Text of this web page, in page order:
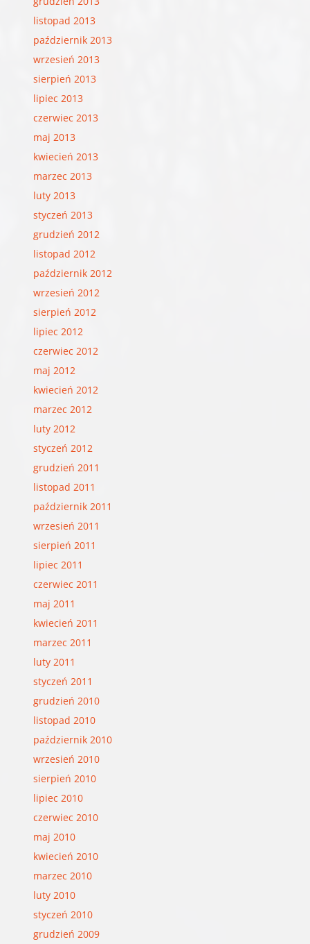
listopad 2013
październik 2013
wrzesień 2013
sierpień 2013
lipiec 2013
czerwiec 2013
maj 2013
kwiecień 2013
marzec 2013
luty 2013
styczeń 2013
grudzień 2012
listopad 2012
październik 2012
wrzesień 2012
sierpień 2012
lipiec 2012
czerwiec 2012
maj 2012
kwiecień 2012
marzec 2012
luty 2012
styczeń 2012
grudzień 2011
listopad 2011
październik 2011
wrzesień 2011
sierpień 2011
lipiec 2011
czerwiec 2011
maj 2011
kwiecień 2011
marzec 2011
luty 2011
styczeń 2011
grudzień 2010
listopad 2010
październik 2010
wrzesień 2010
sierpień 2010
lipiec 2010
czerwiec 2010
maj 2010
kwiecień 2010
marzec 2010
luty 2010
styczeń 2010
grudzień 2009